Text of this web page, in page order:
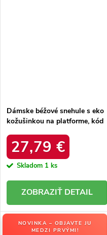
Dámske béžové snehule s eko
kožušinkou na platforme, kód
27,79 €
Skladom 1 ks
DETAIL
NOVINKA – OBJAVTE JU
MEDZI PRVÝMI!